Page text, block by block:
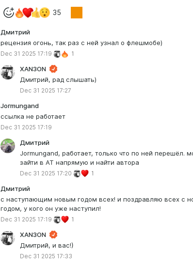
35
Дмитрий
рецензия огонь, так раз с ней узнал о флешмобе)
Dec 31 2025 17:19 1
XAN3ON
Дмитрий, рад слышать)
Dec 31 2025 17:27
Jormungand
ссылка не работает
Dec 31 2025 17:19
Дмитрий
Jormungand, работает, только что по ней перешёл.
зайти в АТ напрямую и найти автора
Dec 31 2025 17:20 1
Дмитрий
с наступающим новым годом всех! и поздравляю всех с
годом, у кого он уже наступил!
Dec 31 2025 17:19 1
XAN3ON
Дмитрий, и вас!)
Dec 31 2025 17:33